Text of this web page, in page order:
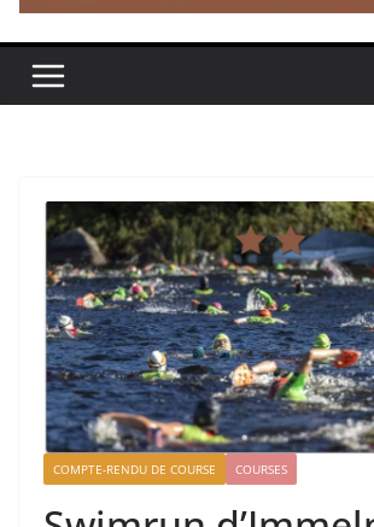
COMPTE-RENDU DE COURSE COURSES